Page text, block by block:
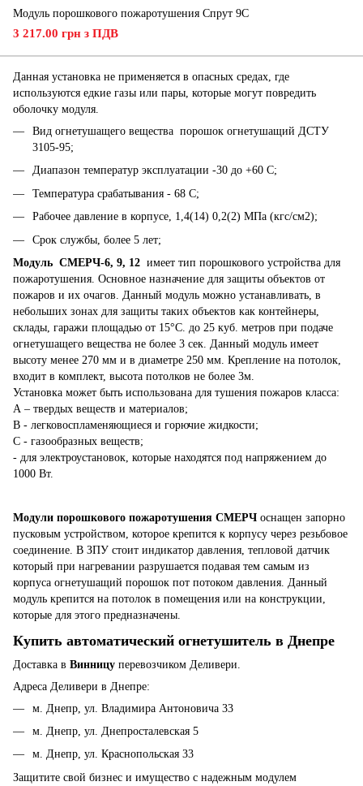
Модуль порошкового пожаротушения Спрут 9С
3 217.00 грн з ПДВ
Данная установка не применяется в опасных средах, где
используются едкие газы или пары, которые могут повредить
оболочку модуля.
Вид огнетушащего вещества порошок огнетушащий ДСТУ
3105-95;
Диапазон температур эксплуатации -30 до +60 С;
Температура срабатывания - 68 С;
Рабочее давление в корпусе, 1,4(14) 0,2(2) МПа (кгс/см2);
Срок службы, более 5 лет;
Модуль СМЕРЧ-6, 9, 12 имеет тип порошкового устройства для
пожаротушения. Основное назначение для защиты объектов от
пожаров и их очагов. Данный модуль можно устанавливать, в
небольших зонах для защиты таких объектов как контейнеры,
склады, гаражи площадью от 15°С. до 25 куб. метров при подаче
огнетушащего вещества не более 3 сек. Данный модуль имеет
высоту менее 270 мм и в диаметре 250 мм. Крепление на потолок,
входит в комплект, высота потолков не более 3м.
Установка может быть использована для тушения пожаров класса:
А – твердых веществ и материалов;
В - легковоспламеняющиеся и горючие жидкости;
С - газообразных веществ;
- для электроустановок, которые находятся под напряжением до
1000 Вт.
Модули порошкового пожаротушения СМЕРЧ оснащен запорно
пусковым устройством, которое крепится к корпусу через резьбовое
соединение. В ЗПУ стоит индикатор давления, тепловой датчик
который при нагревании разрушается подавая тем самым из
корпуса огнетушащий порошок пот потоком давления. Данный
модуль крепится на потолок в помещения или на конструкции,
которые для этого предназначены.
Купить автоматический огнетушитель в Днепре
Доставка в Винницу перевозчиком Деливери.
Адреса Деливери в Днепре:
м. Днепр, ул. Владимира Антоновича 33
м. Днепр, ул. Днепросталевская 5
м. Днепр, ул. Краснопольская 33
Защитите свой бизнес и имущество с надежным модулем